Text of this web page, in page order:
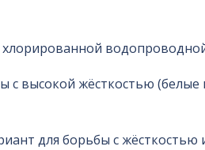
хлорированной
с высокой жёсткостью
для борьбы с жёсткостью